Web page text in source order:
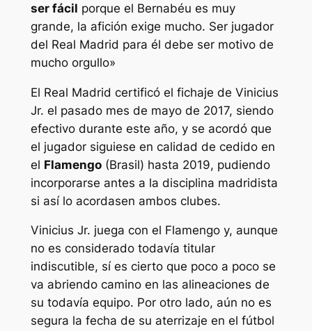
ser fácil porque el Bernabéu es muy
grande, la afición exige mucho. Ser jugador
del Real Madrid para él debe ser motivo de
mucho orgullo»
El Real Madrid certificó el fichaje de Vinicius
Jr. el pasado mes de mayo de 2017, siendo
efectivo durante este año, y se acordó que
el jugador siguiese en calidad de cedido en
el Flamengo(Brasil) hasta 2019, pudiendo
incorporarse antes a la disciplina madridista
si así lo acordasen ambos clubes.
Vinicius Jr. juega con el Flamengo y, aunque
no es considerado todavía titular
indiscutible, sí es cierto que poco a poco se
va abriendo camino en las alineaciones de
su todavía equipo. Por otro lado, aún no es
segura la fecha de su aterrizaje en el fútbol